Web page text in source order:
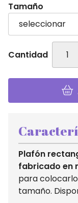
Tamaño
Cantidad
Plafón
fabricado en
para
tamaño.